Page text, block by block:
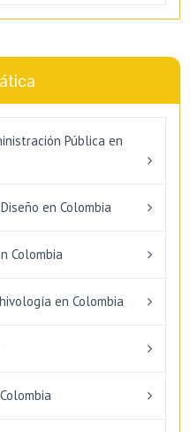
Pública en
en Colombia
Colombia
en Colombia